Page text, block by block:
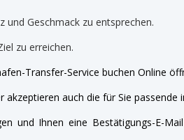
und Geschmack zu entsprechen.
zu erreichen.
Transfer-Service buchen Online
auch die für Sie passende
und Ihnen eine Bestätigungs-E-